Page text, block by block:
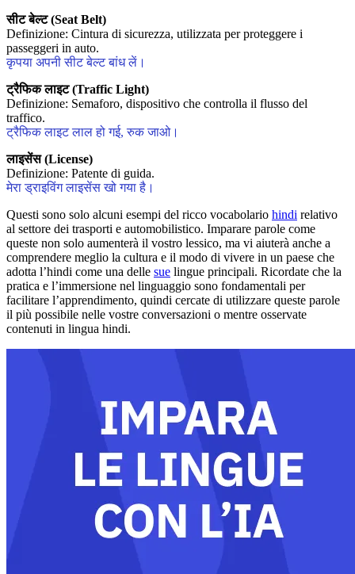
सीट बेल्ट (Seat Belt)
Definizione: Cintura di sicurezza, utilizzata per proteggere i
passeggeri in auto.
कृपया अपनी सीट बेल्ट बांध लें।
ट्रैफिक लाइट (Traffic Light)
Definizione: Semaforo, dispositivo che controlla il flusso del
traffico.
ट्रैफिक लाइट लाल हो गई, रुक जाओ।
लाइसेंस (License)
Definizione: Patente di guida.
मेरा ड्राइविंग लाइसेंस खो गया है।
Questi sono solo alcuni esempi del ricco vocabolario hindi relativo
al settore dei trasporti e automobilistico. Imparare parole come
queste non solo aumenterà il vostro lessico, ma vi aiuterà anche a
comprendere meglio la cultura e il modo di vivere in un paese che
adotta l’hindi come una delle sue lingue principali. Ricordate che la
pratica e l’immersione nel linguaggio sono fondamentali per
facilitare l’apprendimento, quindi cercate di utilizzare queste parole
il più possibile nelle vostre conversazioni o mentre osservate
contenuti in lingua hindi.